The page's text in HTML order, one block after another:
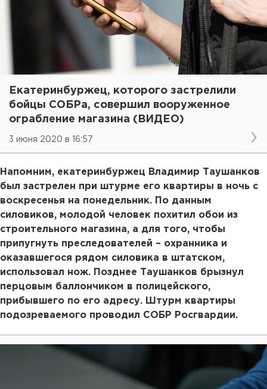
Екатеринбуржец, которого застрелили
бойцы СОБРа, совершил вооруженное
ограбление магазина (ВИДЕО)
3 июня 2020 в 16:57
Напомним, екатеринбуржец Владимир Таушанков
был застрелен при штурме его квартиры в ночь с
воскресенья на понедельник. По данным
силовиков, молодой человек похитил обои из
строительного магазина, а для того, чтобы
припугнуть преследователей – охранника и
оказавшегося рядом силовика в штатском,
использовал нож. Позднее Таушанков брызнул
перцовым баллончиком в полицейского,
прибывшего по его адресу. Штурм квартиры
подозреваемого проводил СОБР Росгвардии.